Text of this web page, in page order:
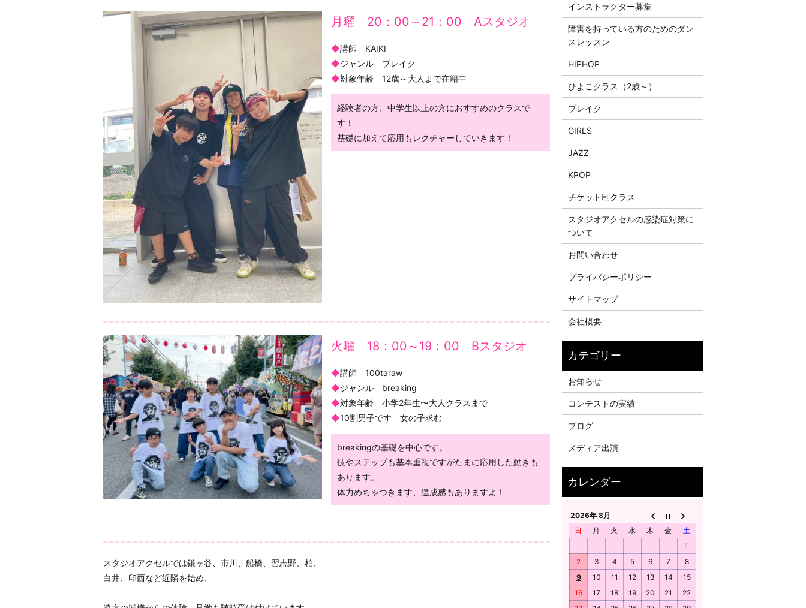
月曜 20：00～21：00 Aスタジオ
◆講師 KAIKI
◆ジャンル ブレイク
◆対象年齢 12歳～大人まで在籍中
経験者の方、中学生以上の方におすすめのクラスで
す！
基礎に加えて応用もレクチャーしていきます！
火曜 18：00～19：00 Bスタジオ
◆講師 100taraw
◆ジャンル breaking
◆対象年齢 小学2年生〜大人クラスまで
◆10割男子です 女の子求む
breakingの基礎を中心です。
技やステップも基本重視ですがたまに応用した動きも
あります。
体力めちゃつきます、達成感もありますよ！
スタジオアクセルでは鎌ヶ谷、市川、船橋、習志野、柏、
白井、印西など近隣を始め、
インストラクター募集
障害を持っている方のためのダン
スレッスン
HIPHOP
ひよこクラス（2歳～）
ブレイク
GIRLS
JAZZ
KPOP
チケット制クラス
スタジオアクセルの感染症対策に
ついて
お問い合わせ
プライバシーポリシー
サイトマップ
会社概要
お知らせ
コンテストの実績
ブログ
メディア出演
2026年 8月
日
月 火 水 木 金
土
1
2
3 4 5 6 7
8
9
10 11 12 13 14
15
16
17 18 19 20 21
22